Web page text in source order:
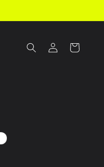
Iniciar
sesión
Carrito